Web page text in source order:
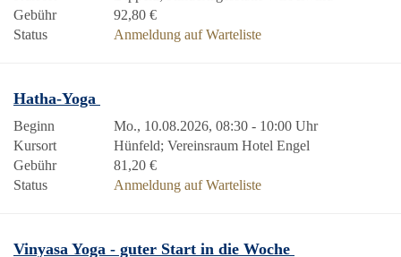
Gebühr
92,80 €
Status
Anmeldung auf Warteliste
Hatha-Yoga
Beginn
Mo., 10.08.2026, 08:30 - 10:00 Uhr
Kursort
Hünfeld; Vereinsraum Hotel Engel
Gebühr
81,20 €
Status
Anmeldung auf Warteliste
Vinyasa Yoga - guter Start in die Woche